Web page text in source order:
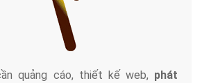
quảng cáo, thiết kế web, phát